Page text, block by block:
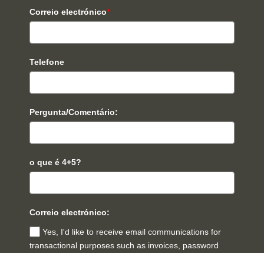
Correio electrónico*
Telefone
Pergunta/Comentário:
o que é 4+5?
Correio electrónico:
Yes, I'd like to receive email communications for
transactional purposes such as invoices, password